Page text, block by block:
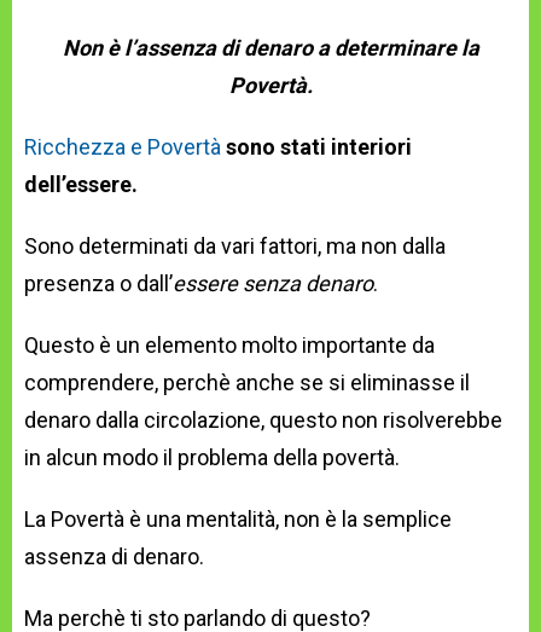
Non è l’assenza di denaro a determinare la
Povertà.
Ricchezza e Povertà sono stati interiori
dell’essere.
Sono determinati da vari fattori, ma non dalla
presenza o dall’essere senza denaro.
Questo è un elemento molto importante da
comprendere, perchè anche se si eliminasse il
denaro dalla circolazione, questo non risolverebbe
in alcun modo il problema della povertà.
La Povertà è una mentalità, non è la semplice
assenza di denaro.
Ma perchè ti sto parlando di questo?